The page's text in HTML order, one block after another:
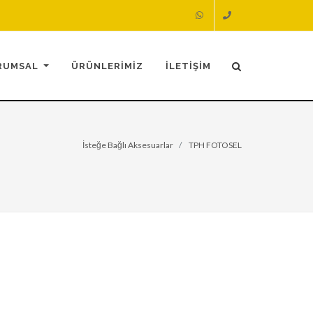
ÜRÜNLERİMİZ İLETİŞİM
İsteğe Bağlı Aksesuarlar TPH FOTOSEL